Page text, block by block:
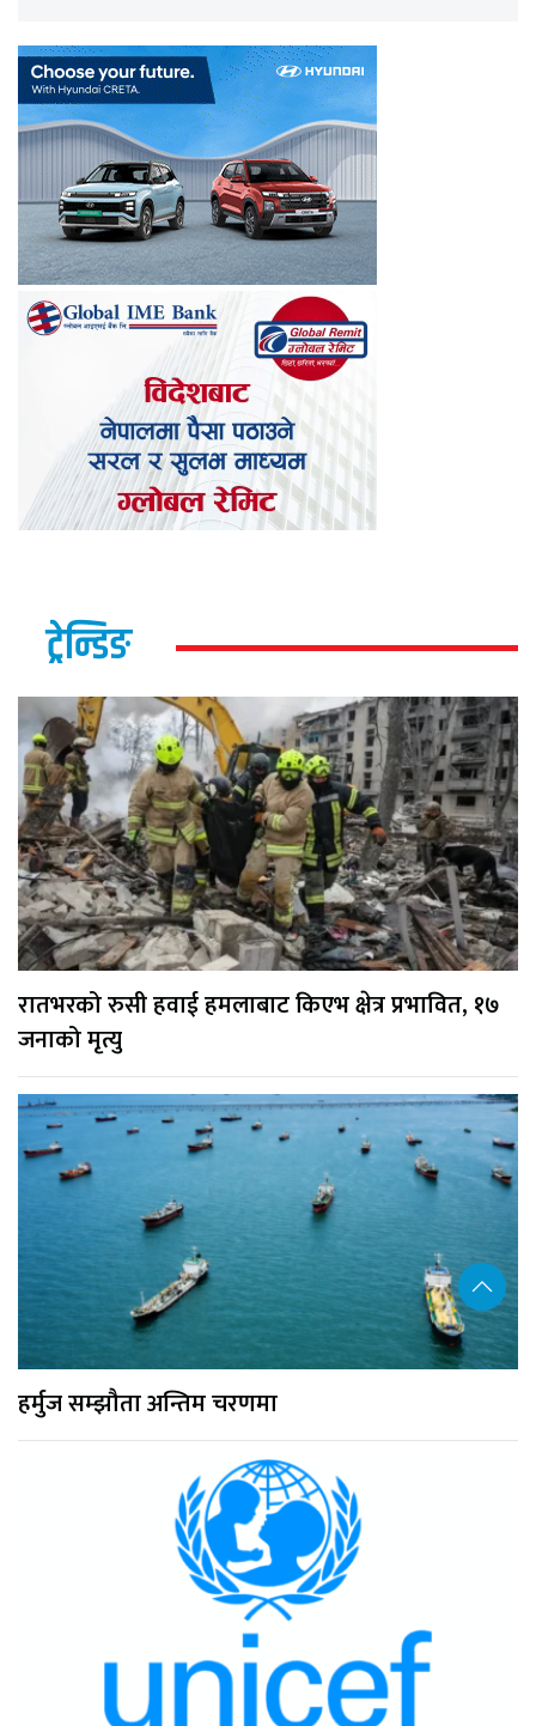
ट्रेन्डिङ
रातभरको रुसी हवाई हमलाबाट किएभ क्षेत्र प्रभावित, १७
जनाको मृत्यु
हर्मुज सम्झौता अन्तिम चरणमा